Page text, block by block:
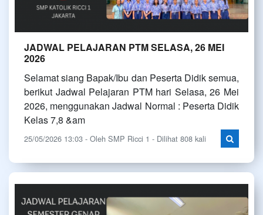
JADWAL PELAJARAN PTM SELASA, 26 MEI
2026
Selamat siang Bapak/Ibu dan Peserta Didik semua,
berikut Jadwal Pelajaran PTM hari Selasa, 26 Mei
2026, menggunakan Jadwal Normal : Peserta Didik
Kelas 7,8 &am
25/05/2026 13:03 - Oleh SMP Ricci 1 - Dilihat 808 kali